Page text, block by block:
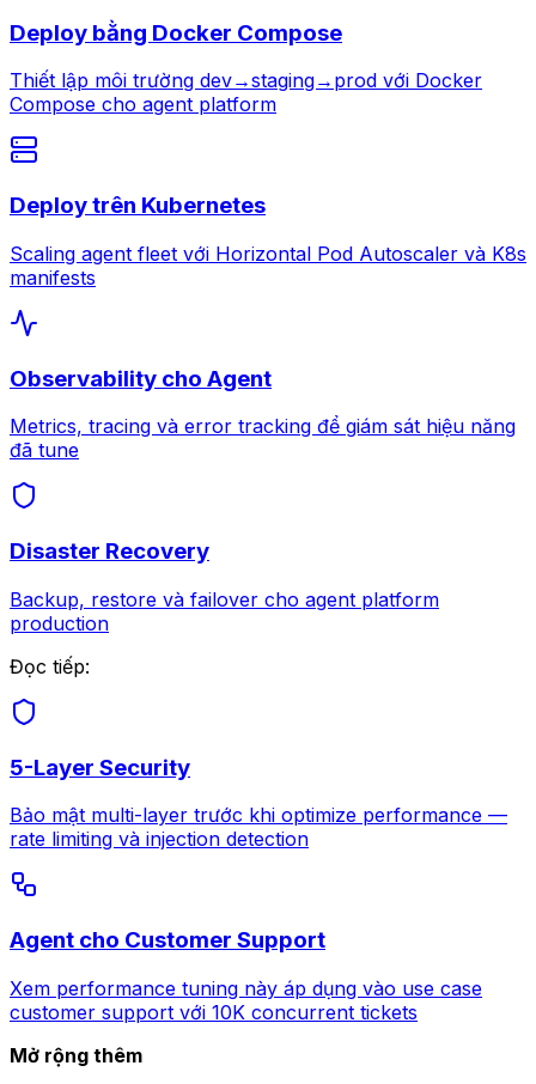
Deploy bằng Docker Compose
Thiết lập môi trường dev→staging→prod với Docker
Compose cho agent platform
Deploy trên Kubernetes
Scaling agent fleet với Horizontal Pod Autoscaler và K8s
manifests
Observability cho Agent
Metrics, tracing và error tracking để giám sát hiệu năng
đã tune
Disaster Recovery
Backup, restore và failover cho agent platform
production
Đọc tiếp:
5-Layer Security
Bảo mật multi-layer trước khi optimize performance —
rate limiting và injection detection
Agent cho Customer Support
Xem performance tuning này áp dụng vào use case
customer support với 10K concurrent tickets
Mở rộng thêm